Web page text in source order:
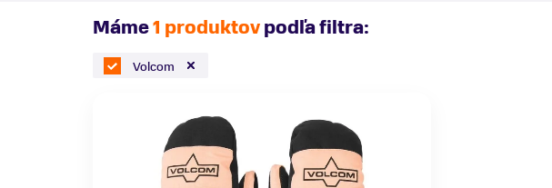
Máme1 produktovpodľa filtra:
Volcom